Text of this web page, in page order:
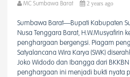
MC Sumbawa Barat 2 years ago
Sumbawa Barat—Bupati Kabupaten
Nusa Tenggara Barat, H.W.Musyafirin
penghargaan bergengsi. Piagam
Satyalancana Wira Karya (SWK)
Joko Widodo dan Ibangga dari
penghargaan ini menjadi bukti nyata